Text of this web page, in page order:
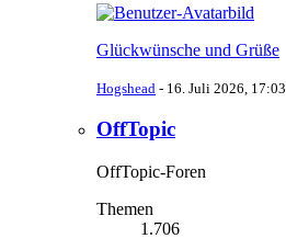
Glückwünsche und Grüße
Hogshead - 16. Juli 2026, 17:03
OffTopic
OffTopic-Foren
Themen
1.706